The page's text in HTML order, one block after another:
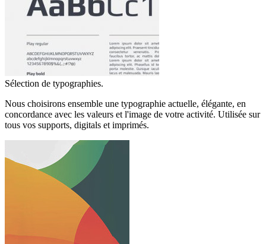
Sélection de typographies.
Nous choisirons ensemble une typographie actuelle, élégante, en
concordance avec les valeurs et l'image de votre activité. Utilisée sur
tous vos supports, digitals et imprimés.